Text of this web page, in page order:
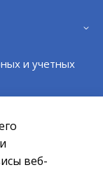
и учетных
ссылка
выделите
веб-